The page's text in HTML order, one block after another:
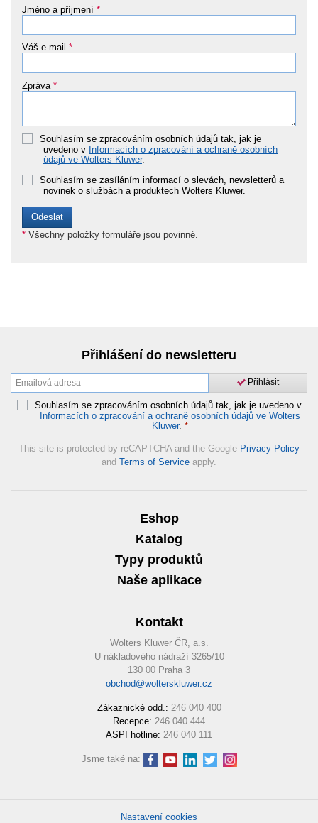
Jméno a příjmení *
Váš e-mail *
Zpráva *
Souhlasím se zpracováním osobních údajů tak, jak je
uvedeno v Informacích o zpracování a ochraně osobních
údajů ve Wolters Kluwer.
Souhlasím se zasíláním informací o slevách, newsletterů a
novinek o službách a produktech Wolters Kluwer.
* Všechny položky formuláře jsou povinné.
Přihlášení do newsletteru
Přihlásit
Souhlasím se zpracováním osobních údajů tak, jak je uvedeno v
Informacích o zpracování a ochraně osobních údajů ve Wolters
Kluwer. *
This site is protected by reCAPTCHA and the Google Privacy Policy
and Terms of Service apply.
Eshop
Katalog
Typy produktů
Naše aplikace
Kontakt
Wolters Kluwer ČR, a.s.
U nákladového nádraží 3265/10
130 00 Praha 3
obchod@wolterskluwer.cz
Zákaznické odd.: 246 040 400
Recepce: 246 040 444
ASPI hotline: 246 040 111
Jsme také na:
Nastavení cookies